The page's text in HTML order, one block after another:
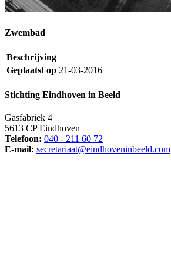
Zwembad
Beschrijving
Geplaatst op 21-03-2016
Stichting Eindhoven in Beeld
Gasfabriek 4
5613 CP Eindhoven
Telefoon: 040 - 211 60 72
E-mail: secretariaat@eindhoveninbeeld.com